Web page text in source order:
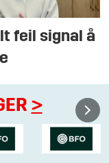
feil signal å
>